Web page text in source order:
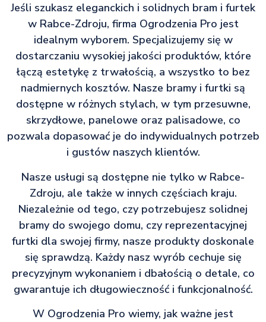
Jeśli szukasz eleganckich i solidnych bram i furtek
w Rabce-Zdroju, firma Ogrodzenia Pro jest
idealnym wyborem. Specjalizujemy się w
dostarczaniu wysokiej jakości produktów, które
łączą estetykę z trwałością, a wszystko to bez
nadmiernych kosztów. Nasze bramy i furtki są
dostępne w różnych stylach, w tym przesuwne,
skrzydłowe, panelowe oraz palisadowe, co
pozwala dopasować je do indywidualnych potrzeb
i gustów naszych klientów.
Nasze usługi są dostępne nie tylko w Rabce-
Zdroju, ale także w innych częściach kraju.
Niezależnie od tego, czy potrzebujesz solidnej
bramy do swojego domu, czy reprezentacyjnej
furtki dla swojej firmy, nasze produkty doskonale
się sprawdzą. Każdy nasz wyrób cechuje się
precyzyjnym wykonaniem i dbałością o detale, co
gwarantuje ich długowieczność i funkcjonalność.
W Ogrodzenia Pro wiemy, jak ważne jest